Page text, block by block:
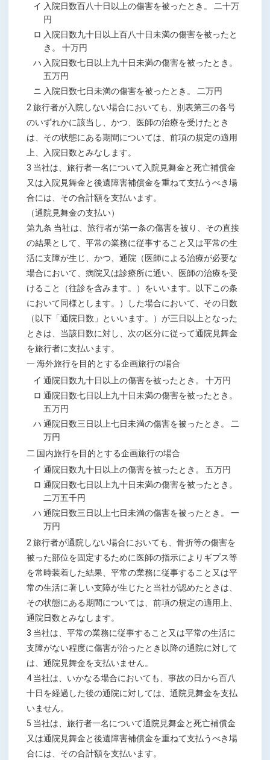
イ 入院日数百八十日以上の傷害を被ったとき。 二十万
円
ロ 入院日数九十日以上百八十日未満の傷害を被ったと
き。 十万円
ハ 入院日数七日以上九十日未満の傷害を被ったとき。
五万円
ニ 入院日数七日未満の傷害を被ったとき。 二万円
2 旅行者が入院しない場合においても、別表第三の各号
のいずれかに該当し、かつ、医師の治療を受けたとき
は、その状態にある期間については、前項の規定の適用
上、入院日数とみなします。
3 当社は、旅行者一名について入院見舞金と死亡補償金
又は入院見舞金と後遺障害補償金を重ねて支払うべき場
合には、その合計額を支払います。
（通院見舞金の支払い）
第九条 当社は、旅行者が第一条の傷害を被り、その直接
の結果として、平常の業務に従事すること又は平常の生
活に支障が生じ、かつ、通院（医師による治療が必要な
場合において、病院又は診療所に通い、医師の治療を受
けること（往診を含みます。）をいいます。以下この条
において同様とします。）した場合において、その日数
（以下「通院日数」といいます。）が三日以上となった
ときは、当該日数に対し、次の区分に従って通院見舞金
を旅行者に支払います。
一 海外旅行を目的とする企画旅行の場合
イ 通院日数九十日以上の傷害を被ったとき。 十万円
ロ 通院日数七日以上九十日未満の傷害を被ったとき。
五万円
ハ 通院日数三日以上七日未満の傷害を被ったとき。 二
万円
二 国内旅行を目的とする企画旅行の場合
イ 通院日数九十日以上の傷害を被ったとき。 五万円
ロ 通院日数七日以上九十日未満の傷害を被ったとき。
二万五千円
ハ 通院日数三日以上七日未満の傷害を被ったとき。 一
万円
2 旅行者が通院しない場合においても、骨折等の傷害を
被った部位を固定するために医師の指示によりギプス等
を常時装着した結果、平常の業務に従事すること又は平
常の生活に著しい支障が生じたと当社が認めたときは、
その状態にある期間については、前項の規定の適用上、
通院日数とみなします。
3 当社は、平常の業務に従事すること又は平常の生活に
支障がない程度に傷害が治ったとき以降の通院に対して
は、通院見舞金を支払いません。
4 当社は、いかなる場合においても、事故の日から百八
十日を経過した後の通院に対しては、通院見舞金を支払
いません。
5 当社は、旅行者一名について通院見舞金と死亡補償金
又は通院見舞金と後遺障害補償金を重ねて支払うべき場
合には、その合計額を支払います。